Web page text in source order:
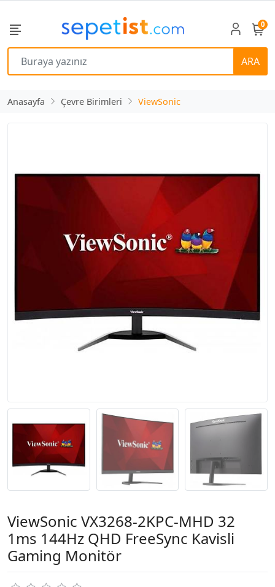
ARA
0
Anasayfa Çevre Birimleri ViewSonic
ViewSonic VX3268-2KPC-MHD 32
1ms 144Hz QHD FreeSync Kavisli
Gaming Monitör